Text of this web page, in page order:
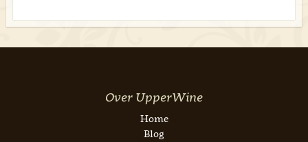
Over UpperWine
Home
Blog